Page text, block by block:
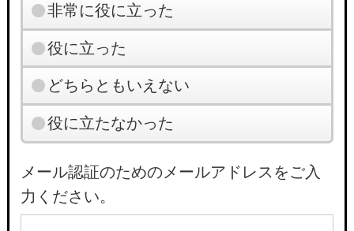
非常に役に立った
役に立った
どちらともいえない
役に立たなかった
メール認証のためのメールアドレスをご入
力ください。